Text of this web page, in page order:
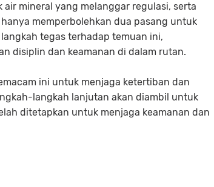
mineral yang melanggar regulasi, serta
memperbolehkan dua pasang untuk
tegas terhadap temuan ini,
disiplin dan keamanan di dalam rutan.
ini untuk menjaga ketertiban dan
langkah lanjutan akan diambil untuk
ditetapkan untuk menjaga keamanan dan